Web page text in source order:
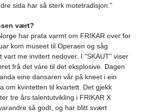
sida har så sterk motetradisjon."
vært?
har prata varmt om FRIKAR over for
kom museet til Operaen og såg
vart me invitert nedover. I "SKAUT" viser
frå det váre til det eksplosive. Dagen
eine dansaren vår på kneet i ein
om kvintetten til kvartett. Det gjekk
tre års talentutvikling i FRIKAR X
så godt, og har blitt svært